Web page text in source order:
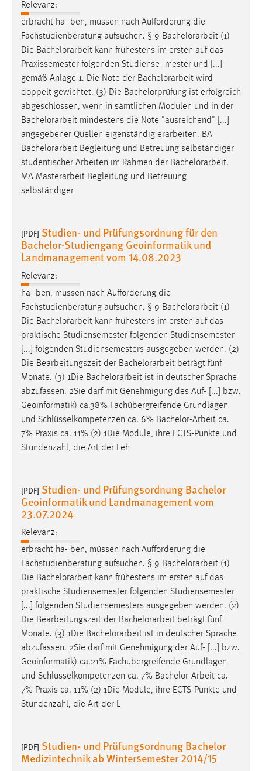
Relevanz:
erbracht ha- ben, müssen nach Aufforderung die
Fachstudienberatung aufsuchen. § 9 Bachelorarbeit (1)
Die Bachelorarbeit kann frühestens im ersten auf das
Praxissemester folgenden Studiense- mester und [...]
gemäß Anlage 1. Die Note der Bachelorarbeit wird
doppelt gewichtet. (3) Die Bachelorprüfung ist erfolgreich
abgeschlossen, wenn in sämtlichen Modulen und in der
Bachelorarbeit mindestens die Note "ausreichend" [...]
angegebener Quellen eigenständig erarbeiten. BA
Bachelorarbeit Begleitung und Betreuung selbständiger
studentischer Arbeiten im Rahmen der Bachelorarbeit.
MA Masterarbeit Begleitung und Betreuung
selbständiger
[PDF] Studien- und Prüfungsordnung für den
Bachelor-Studiengang Geoinformatik und
Landmanagement vom 14.08.2023
Relevanz:
ha- ben, müssen nach Aufforderung die
Fachstudienberatung aufsuchen. § 9 Bachelorarbeit (1)
Die Bachelorarbeit kann frühestens im ersten auf das
praktische Studiensemester folgenden Studiensemester
[...] folgenden Studiensemesters ausgegeben werden. (2)
Die Bearbeitungszeit der Bachelorarbeit beträgt fünf
Monate. (3) 1Die Bachelorarbeit ist in deutscher Sprache
abzufassen. 2Sie darf mit Genehmigung des Auf- [...] bzw.
Geoinformatik) ca.38% Fachübergreifende Grundlagen
und Schlüsselkompetenzen ca. 6% Bachelor-Arbeit ca.
7% Praxis ca. 11% (2) 1Die Module, ihre ECTS-Punkte und
Stundenzahl, die Art der Leh
[PDF] Studien- und Prüfungsordnung Bachelor
Geoinformatik und Landmanagement vom
23.07.2024
Relevanz:
erbracht ha- ben, müssen nach Aufforderung die
Fachstudienberatung aufsuchen. § 9 Bachelorarbeit (1)
Die Bachelorarbeit kann frühestens im ersten auf das
praktische Studiensemester folgenden Studiensemester
[...] folgenden Studiensemesters ausgegeben werden. (2)
Die Bearbeitungszeit der Bachelorarbeit beträgt fünf
Monate. (3) 1Die Bachelorarbeit ist in deutscher Sprache
abzufassen. 2Sie darf mit Genehmigung der Auf- [...] bzw.
Geoinformatik) ca.21% Fachübergreifende Grundlagen
und Schlüsselkompetenzen ca. 7% Bachelor-Arbeit ca.
7% Praxis ca. 11% (2) 1Die Module, ihre ECTS-Punkte und
Stundenzahl, die Art der L
[PDF] Studien- und Prüfungsordnung Bachelor
Medizintechnik ab Wintersemester 2014/15